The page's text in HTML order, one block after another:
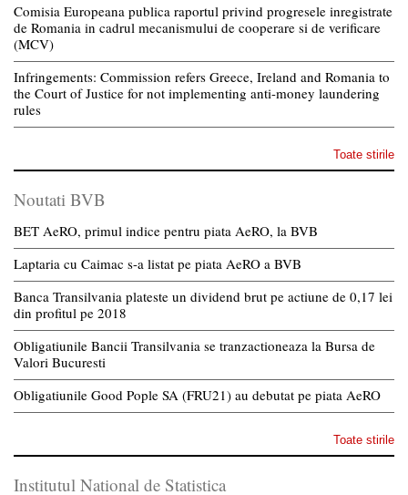
Comisia Europeana publica raportul privind progresele inregistrate
de Romania in cadrul mecanismului de cooperare si de verificare
(MCV)
Infringements: Commission refers Greece, Ireland and Romania to
the Court of Justice for not implementing anti-money laundering
rules
Toate stirile
Noutati BVB
BET AeRO, primul indice pentru piata AeRO, la BVB
Laptaria cu Caimac s-a listat pe piata AeRO a BVB
Banca Transilvania plateste un dividend brut pe actiune de 0,17 lei
din profitul pe 2018
Obligatiunile Bancii Transilvania se tranzactioneaza la Bursa de
Valori Bucuresti
Obligatiunile Good Pople SA (FRU21) au debutat pe piata AeRO
Toate stirile
Institutul National de Statistica